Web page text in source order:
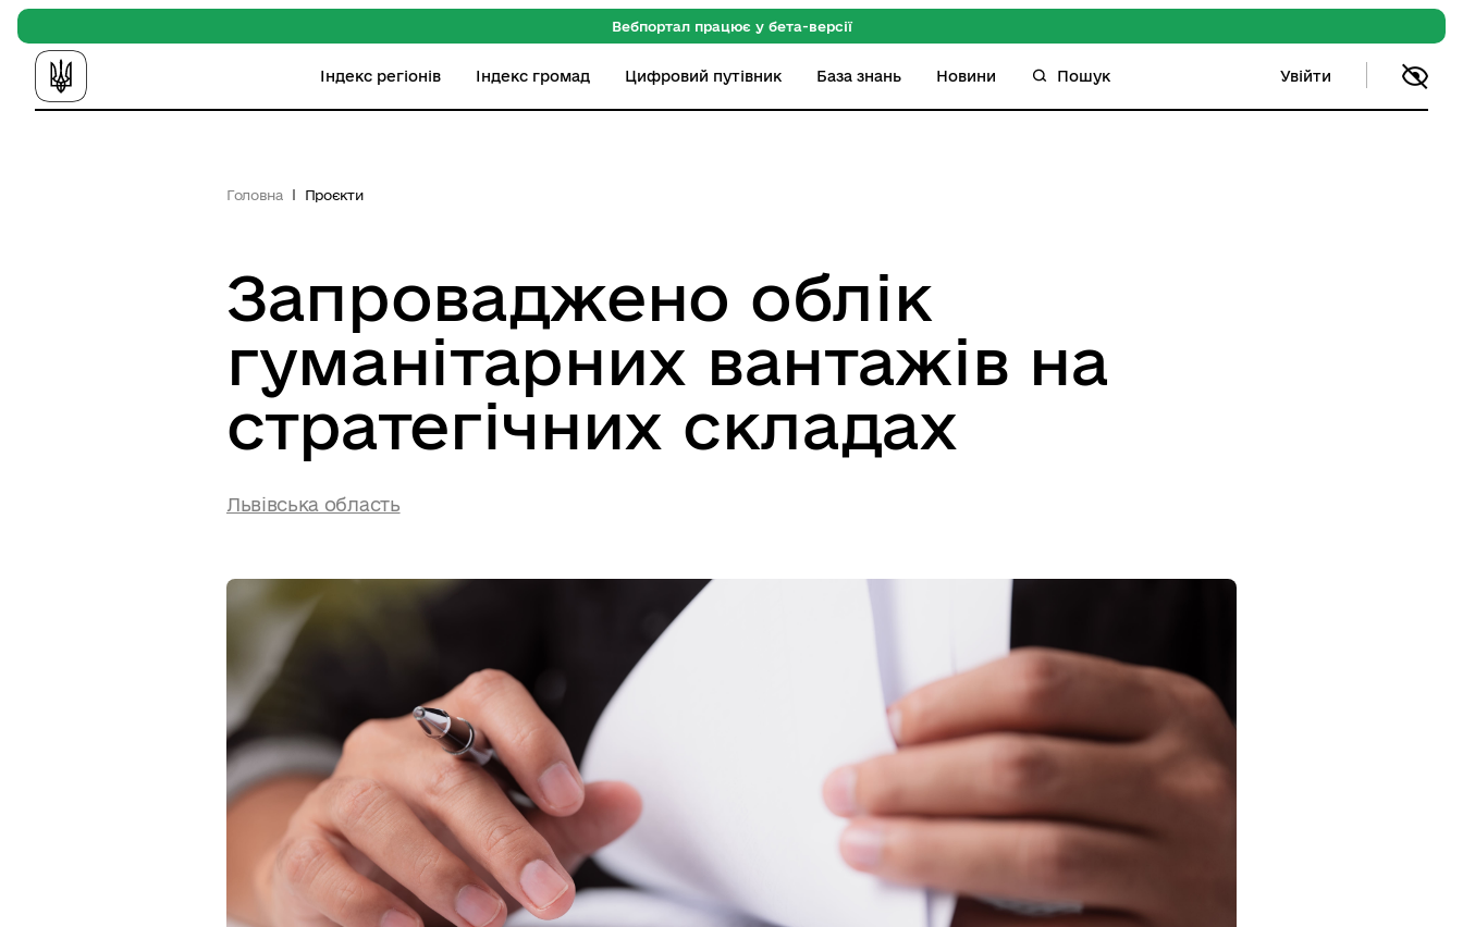
Вебпортал працює у бета-версії
Індекс регіонів Індекс громад Цифровий путівник База знань Новини Пошук Увійти
Головна Проєкти
Запроваджено облік
гуманітарних вантажів на
стратегічних складах
Львівська область